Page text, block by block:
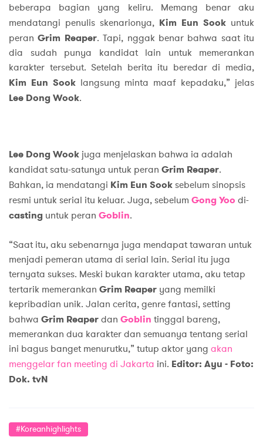
beberapa bagian yang keliru. Memang benar aku
mendatangi penulis skenarionya, Kim Eun Sook untuk
peranGrim Reaper. Tapi, nggak benar bahwa saat itu
dia sudah punya kandidat lain untuk memerankan
karakter tersebut. Setelah berita itu beredar di media,
Kim Eun Sooklangsung minta maaf kepadaku,” jelas
Lee Dong Wook.
Lee Dong Wook juga menjelaskan bahwa ia adalah
kandidat satu-satunya untuk peran Grim Reaper.
Bahkan, ia mendatangi Kim Eun Sooksebelum sinopsis
resmi untuk serial itu keluar. Juga, sebelum Gong Yoo di-
casting untuk peran Goblin.
“Saat itu, aku sebenarnya juga mendapat tawaran untuk
menjadi pemeran utama di serial lain. Serial itu juga
ternyata sukses. Meski bukan karakter utama, aku tetap
tertarik memerankan Grim Reaper yang memilki
kepribadian unik. Jalan cerita, genre fantasi, setting
bahwa Grim Reaperdan Goblin tinggal bareng,
memerankan dua karakter dan semuanya tentang serial
ini bagus banget menurutku,” tutup aktor yang akan
menggelar fan meeting di Jakarta ini. Editor: Ayu - Foto:
Dok. tvN
#koreanhighlights